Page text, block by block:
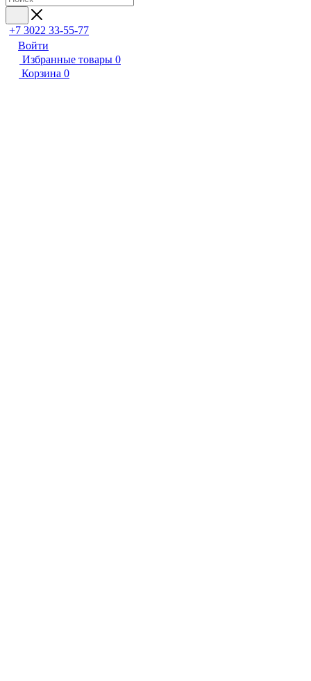
+7 3022 33-55-77
Войти
Избранные товары 0
Корзина 0